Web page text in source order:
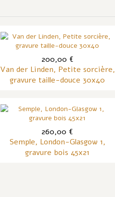
200,00 €
Van der Linden, Petite sorcière,
gravure taille-douce 30x40
260,00 €
Semple, London-Glasgow 1,
gravure bois 45x21